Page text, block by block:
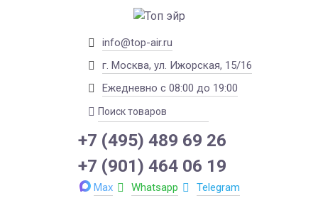
info@top-air.ru
г. Москва, ул. Ижорская, 15/16
Ежедневно с 08:00 до 19:00
+7 (495) 489 69 26
+7 (901) 464 06 19
Max Whatsapp Telegram